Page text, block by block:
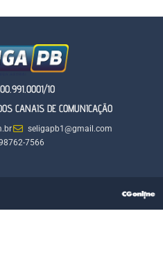
10
CANAIS DE COMUNICAÇÃO
seligapb1@gmail.com
7566